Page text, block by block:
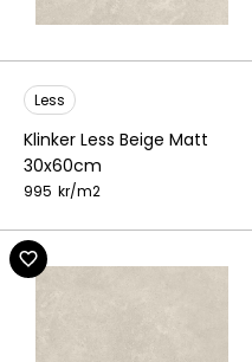
Less
Klinker Less Beige Matt
30x60cm
995 kr/m2